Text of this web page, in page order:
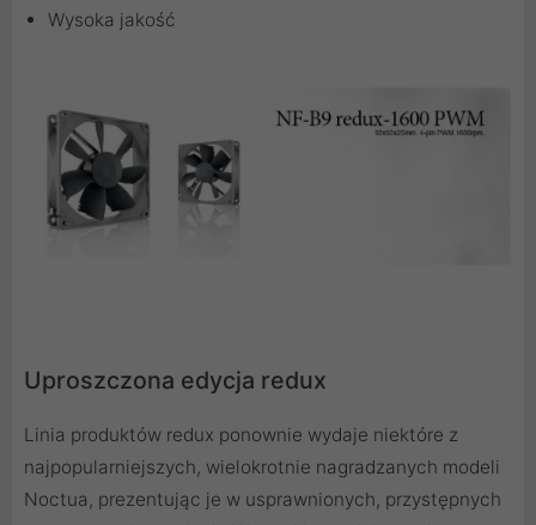
Wysoka jakość
Uproszczona edycja redux
Linia produktów redux ponownie wydaje niektóre z
najpopularniejszych, wielokrotnie nagradzanych modeli
Noctua, prezentując je w usprawnionych, przystępnych